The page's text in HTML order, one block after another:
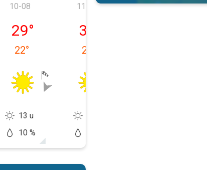
maandag 10-08
10-08
29°
22°
13 u
10 %
11-08
30
20
12-08